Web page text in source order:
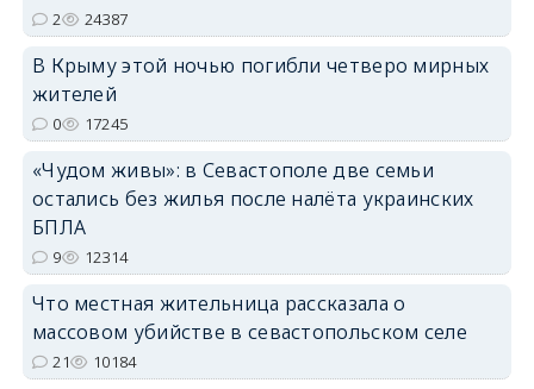
2 24387
В Крыму этой ночью погибли четверо мирных
жителей
0 17245
«Чудом живы»: в Севастополе две семьи
остались без жилья после налёта украинских
БПЛА
9 12314
Что местная жительница рассказала о
массовом убийстве в севастопольском селе
21 10184